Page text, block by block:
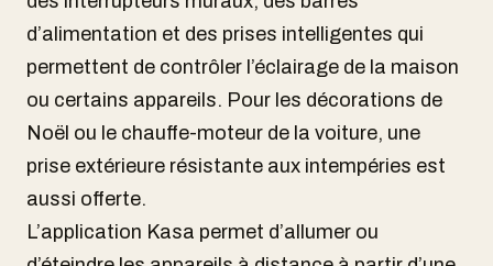
d’alimentation et des prises intelligentes qui
permettent de contrôler l’éclairage de la maison
ou certains appareils. Pour les décorations de
Noël ou le chauffe-moteur de la voiture, une
prise extérieure résistante aux intempéries est
aussi offerte.
L’application Kasa permet d’allumer ou